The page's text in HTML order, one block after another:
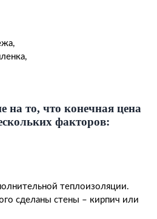
на то, что конечная цена
факторов:
теплоизоляции.
сделаны стены – кирпич или